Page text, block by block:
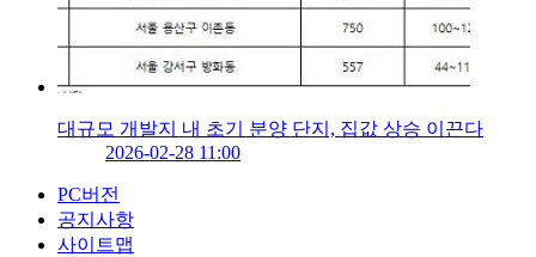
대규모 개발지 내 초기 분양 단지, 집값 상승 이끈다
2026-02-28 11:00
PC버전
공지사항
사이트맵